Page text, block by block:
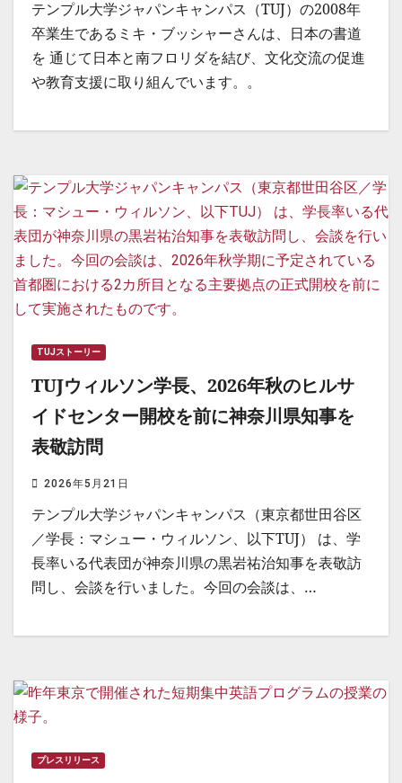
テンプル大学ジャパンキャンパス（TUJ）の2008年
卒業生であるミキ・ブッシャーさんは、日本の書道
を 通じて日本と南フロリダを結び、文化交流の促進
や教育支援に取り組んでいます。。
TUJストーリー
TUJウィルソン学長、2026年秋のヒルサ
イドセンター開校を前に神奈川県知事を
表敬訪問
2026年5月21日
テンプル大学ジャパンキャンパス（東京都世田谷区
／学長：マシュー・ウィルソン、以下TUJ） は、学
長率いる代表団が神奈川県の黒岩祐治知事を表敬訪
問し、会談を行いました。今回の会談は、…
プレスリリース